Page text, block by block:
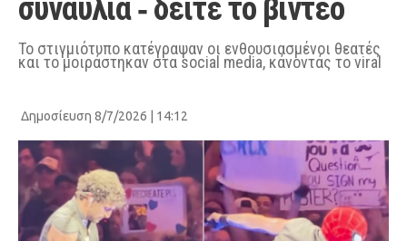
Podcasts
Viral
City Guide
Pop Culture
Agenda
συναυλία ‑ δείτε το βίντεο
Το στιγμιότυπο κατέγραψαν οι ενθουσιασμένοι θεατές
και το μοιράστηκαν στα social media, κάνοντάς το viral
Δημοσίευση 8/7/2026 | 14:12